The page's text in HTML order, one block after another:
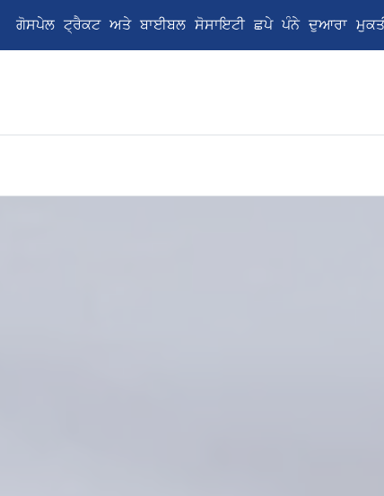
ਗੋਸਪੇਲ ਟ੍ਰੈਕਟ ਅਤੇ ਬਾਈਬਲ ਸੋਸਾਇਟੀ ਛਪੇ ਪੰਨੇ ਦੁਆਰਾ